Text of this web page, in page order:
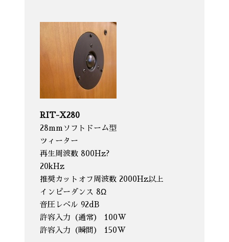
RIT-X280
28mmソフトドーム型
ツィーター
再生周波数 800Hz?
20kHz
推奨カットオフ周波数 2000Hz以上
インピーダンス 8Ω
音圧レベル 92dB
許容入力（通常） 100W
許容入力（瞬間） 150W